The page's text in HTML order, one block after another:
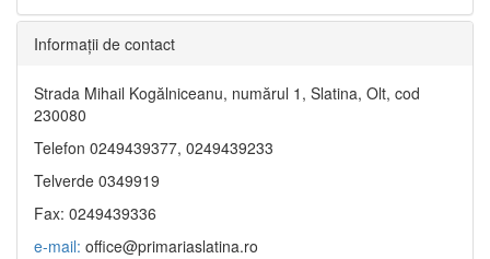
Informaţii de contact
Strada Mihail Kogălniceanu, numărul 1, Slatina, Olt, cod
230080
Telefon 0249439377, 0249439233
Telverde 0349919
Fax: 0249439336
e-mail: office@primariaslatina.ro